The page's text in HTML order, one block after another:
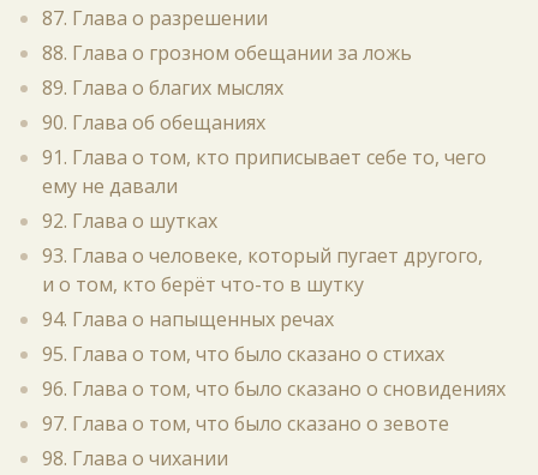
87. Глава о разрешении
88. Глава о грозном обещании за ложь
89. Глава о благих мыслях
90. Глава об обещаниях
91. Глава о том, кто приписывает себе то, чего
ему не давали
92. Глава о шутках
93. Глава о человеке, который пугает другого,
и о том, кто берёт что-то в шутку
94. Глава о напыщенных речах
95. Глава о том, что было сказано о стихах
96. Глава о том, что было сказано о сновидениях
97. Глава о том, что было сказано о зевоте
98. Глава о чихании